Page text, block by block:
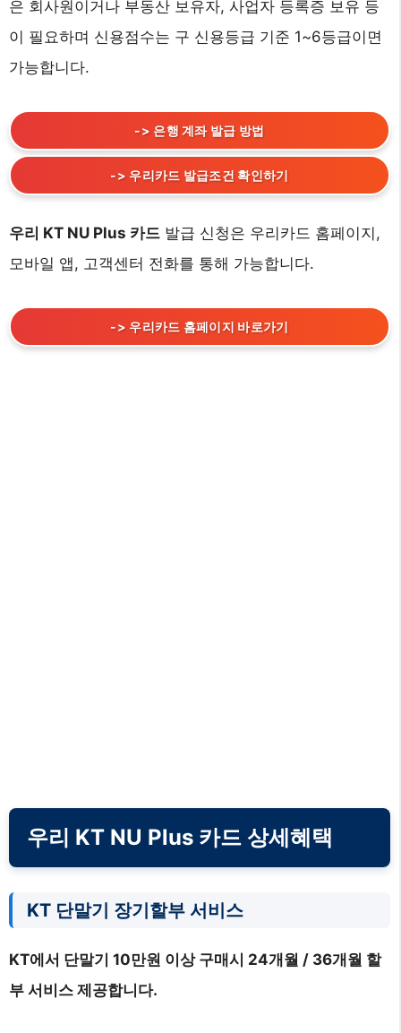
은 회사원이거나 부동산 보유자, 사업자 등록증 보유 등
이 필요하며 신용점수는 구 신용등급 기준 1~6등급이면
가능합니다.
-> 은행 계좌 발급 방법
-> 우리카드 발급조건 확인하기
우리 KT NU Plus 카드 발급 신청은 우리카드 홈페이지,
모바일 앱, 고객센터 전화를 통해 가능합니다.
-> 우리카드 홈페이지 바로가기
우리 KT NU Plus 카드 상세혜택
KT 단말기 장기할부 서비스
KT에서 단말기 10만원 이상 구매시 24개월 / 36개월 할
부 서비스 제공합니다.